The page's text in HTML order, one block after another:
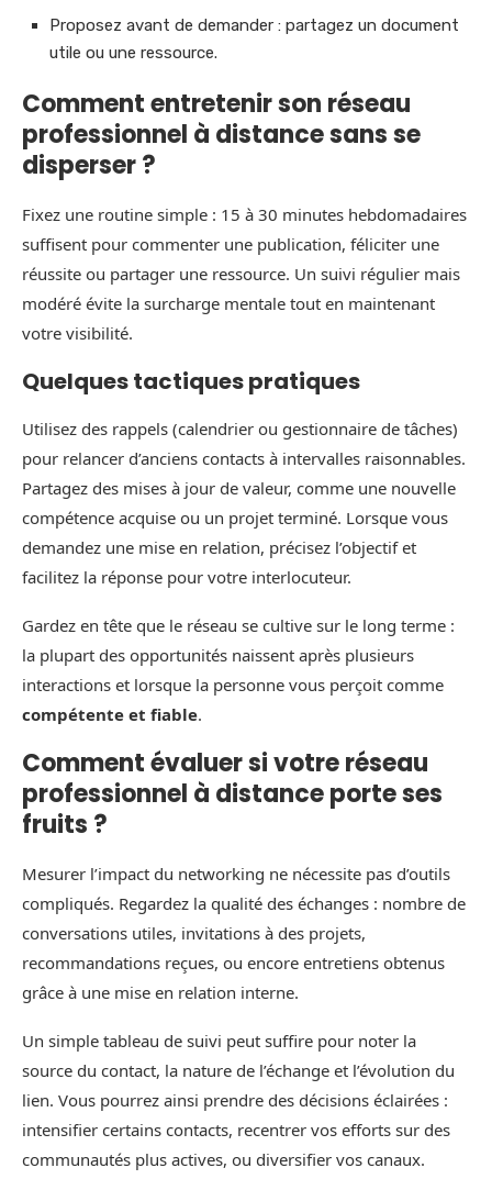
Proposez avant de demander : partagez un document
utile ou une ressource.
Comment entretenir son réseau
professionnel à distance sans se
disperser ?
Fixez une routine simple : 15 à 30 minutes hebdomadaires
suffisent pour commenter une publication, féliciter une
réussite ou partager une ressource. Un suivi régulier mais
modéré évite la surcharge mentale tout en maintenant
votre visibilité.
Quelques tactiques pratiques
Utilisez des rappels (calendrier ou gestionnaire de tâches)
pour relancer d’anciens contacts à intervalles raisonnables.
Partagez des mises à jour de valeur, comme une nouvelle
compétence acquise ou un projet terminé. Lorsque vous
demandez une mise en relation, précisez l’objectif et
facilitez la réponse pour votre interlocuteur.
Gardez en tête que le réseau se cultive sur le long terme :
la plupart des opportunités naissent après plusieurs
interactions et lorsque la personne vous perçoit comme
compétente et fiable.
Comment évaluer si votre réseau
professionnel à distance porte ses
fruits ?
Mesurer l’impact du networking ne nécessite pas d’outils
compliqués. Regardez la qualité des échanges : nombre de
conversations utiles, invitations à des projets,
recommandations reçues, ou encore entretiens obtenus
grâce à une mise en relation interne.
Un simple tableau de suivi peut suffire pour noter la
source du contact, la nature de l’échange et l’évolution du
lien. Vous pourrez ainsi prendre des décisions éclairées :
intensifier certains contacts, recentrer vos efforts sur des
communautés plus actives, ou diversifier vos canaux.